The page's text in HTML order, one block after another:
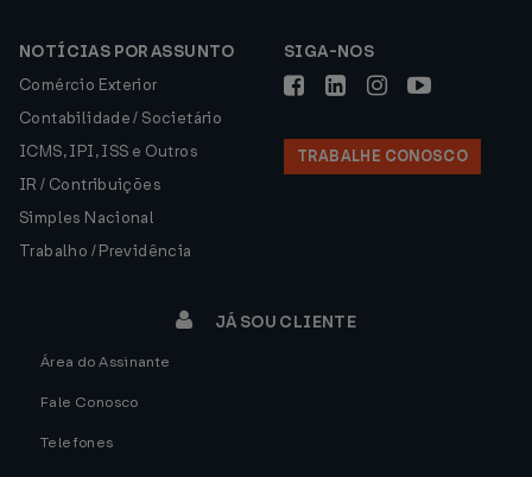
NOTÍCIAS POR ASSUNTO
Comércio Exterior
Contabilidade / Societário
ICMS, IPI, ISS e Outros
IR / Contribuições
Simples Nacional
Trabalho / Previdência
SIGA-NOS
TRABALHE CONOSCO
JÁ SOU CLIENTE
Área do Assinante
Fale Conosco
Telefones